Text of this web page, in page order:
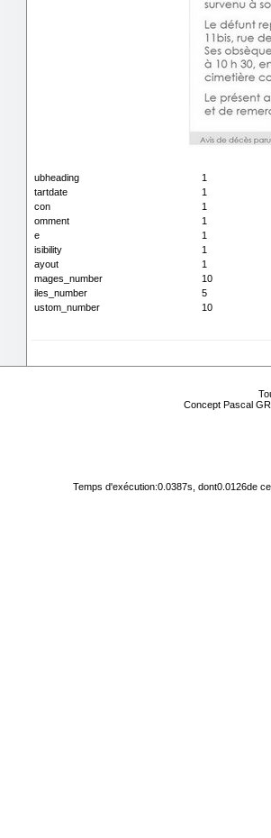
ubheading
1
tartdate
1
con
1
omment
1
e
1
isibility
1
ayout
1
mages_number
10
iles_number
5
ustom_number
10
Concept Pascal
Temps d'exécution:0.0387s, dont0.0126de